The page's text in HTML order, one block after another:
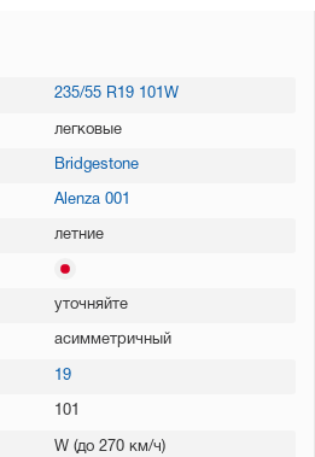
235/55 R19 101W
легковые
Bridgestone
Alenza 001
летние
уточняйте
асимметричный
19
101
W (до 270 км/ч)